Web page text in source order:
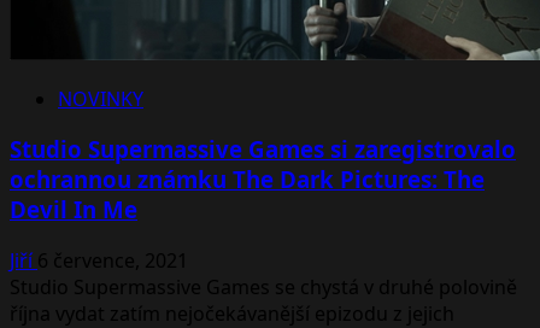
postavy
NOVINKY
Studio Supermassive Games si zaregistrovalo
ochrannou známku The Dark Pictures: The
Devil In Me
Jiří6 července, 2021
Studio Supermassive Games se chystá v druhé polovině
října vydat zatím nejočekávanější epizodu z jejich